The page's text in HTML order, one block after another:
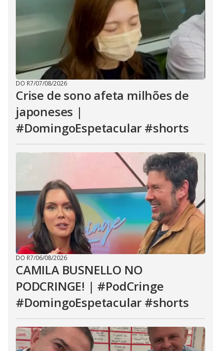
DO R7/07/08/2026
Crise de sono afeta milhões de
japoneses |
#DomingoEspetacular #shorts
DO R7/06/08/2026
CAMILA BUSNELLO NO
PODCRINGE! | #PodCringe
#DomingoEspetacular #shorts